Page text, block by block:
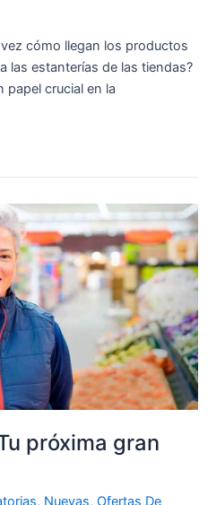
cómo llegan los productos
las estanterías de las tiendas?
papel crucial en la
próxima gran
, Nuevas, Ofertas De